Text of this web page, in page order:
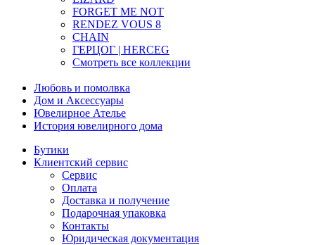
FORGET ME NOT
RENDEZ VOUS 8
CHAIN
ГЕРЦОГ | HERCEG
Смотреть все коллекции
Любовь и помолвка
Дом и Аксессуары
Ювелирное Ателье
История ювелирного дома
Бутики
Клиентский сервис
Сервис
Оплата
Доставка и получение
Подарочная упаковка
Контакты
Юридическая документация